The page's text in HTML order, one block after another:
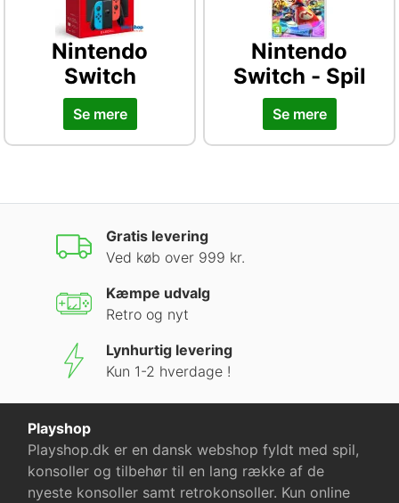
Nintendo
Switch
Se mere
Nintendo
Switch - Spil
Se mere
Gratis levering
Ved køb over 999 kr.
Kæmpe udvalg
Retro og nyt
Lynhurtig levering
Kun 1-2 hverdage !
Playshop
Playshop.dk er en dansk webshop fyldt med spil,
konsoller og tilbehør til en lang række af de
nyeste konsoller samt retrokonsoller. Kun online